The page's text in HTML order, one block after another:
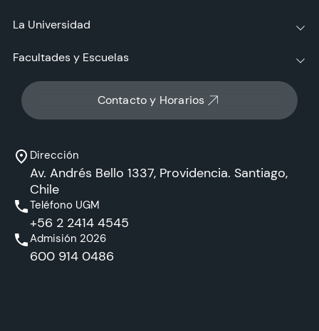
Contacto y Horarios
Dirección
Av. Andrés Bello 1337, Providencia. Santiago,
Chile
Teléfono UGM
+56 2 2414 4545
Admisión 2026
600 914 0486
La Universidad
Facultades y Escuelas